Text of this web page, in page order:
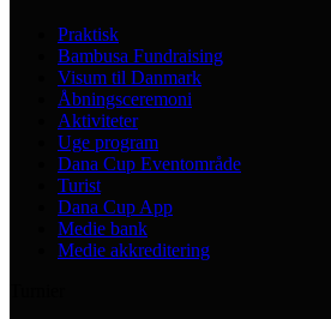
Praktisk
Bambusa Fundraising
Visum til Danmark
Åbningsceremoni
Aktiviteter
Uge program
Dana Cup Eventområde
Turist
Dana Cup App
Medie bank
Medie akkreditering